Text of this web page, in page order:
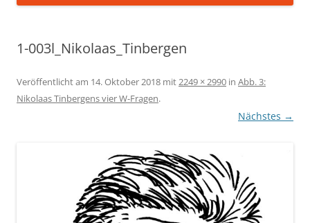
1-003l_Nikolaas_Tinbergen
Veröffentlicht am 14. Oktober 2018 mit2249 × 2990 in Abb. 3:
Nikolaas Tinbergens vier W-Fragen.
Nächstes →